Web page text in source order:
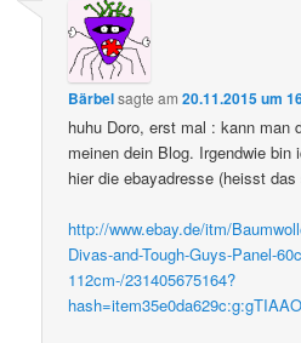
Bärbelsagte am20.11.2015 um
huhu Doro, erst mal : kann man
meinen dein Blog. Irgendwie
hier die ebayadresse (heisst
http://www.ebay.de/itm/
Divas-and-Tough-Guys-Panel-
112cm-/231405675164?